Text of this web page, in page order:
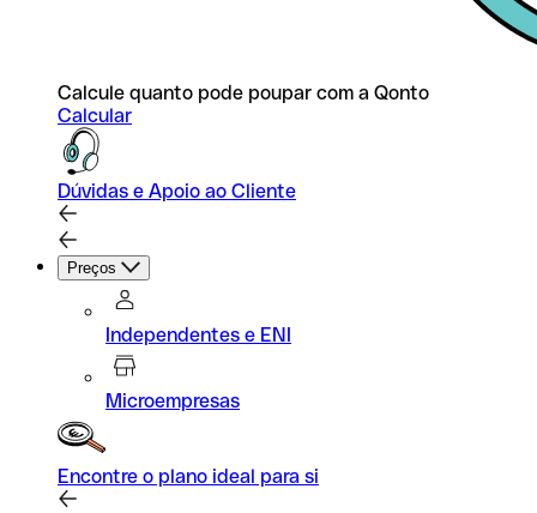
Calcule quanto pode poupar com a Qonto
Calcular
Dúvidas e Apoio ao Cliente
Preços
Independentes e ENI
Microempresas
Encontre o plano ideal para si